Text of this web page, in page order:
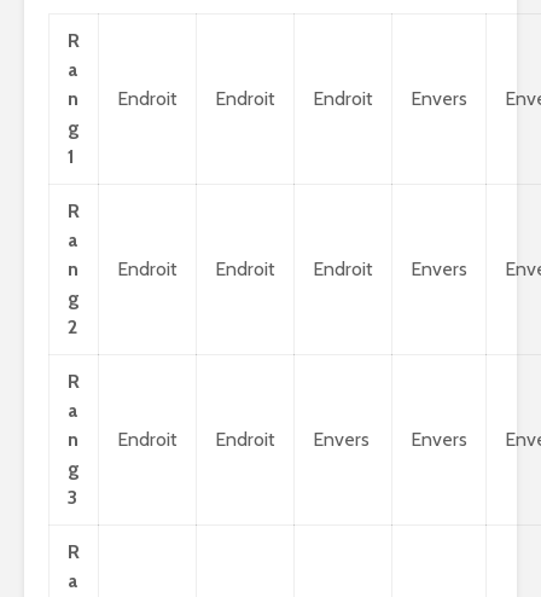
R
a
n
g
1
Endroit Endroit Endroit Envers
R
a
n
g
2
Endroit Endroit Endroit Envers
R
a
n
g
3
Endroit Endroit Envers Envers
R
a